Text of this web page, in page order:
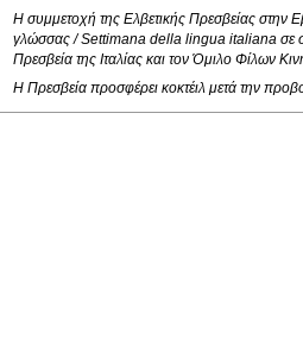
Η συμμετοχή της Ελβετικής Πρεσβείας στην
γλώσσας / Settimana della lingua italiana σε
Πρεσβεία της Ιταλίας και τον Όμιλο Φίλων
Η Πρεσβεία προσφέρει κοκτέιλ μετά την